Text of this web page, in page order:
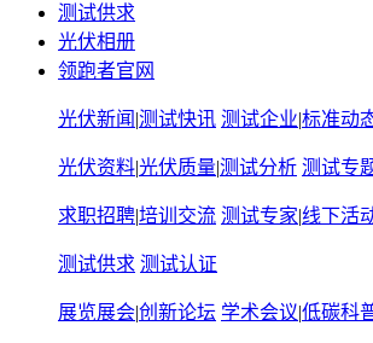
测试供求
光伏相册
领跑者官网
光伏新闻 |测试快讯 测试企业|标准动
光伏资料|光伏质量|测试分析 测试专
求职招聘|培训交流 测试专家|线下活
测试供求 测试认证
展览展会|创新论坛 学术会议|低碳科